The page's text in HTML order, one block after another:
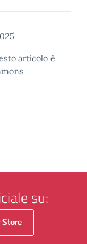
articolo è
su:
Store